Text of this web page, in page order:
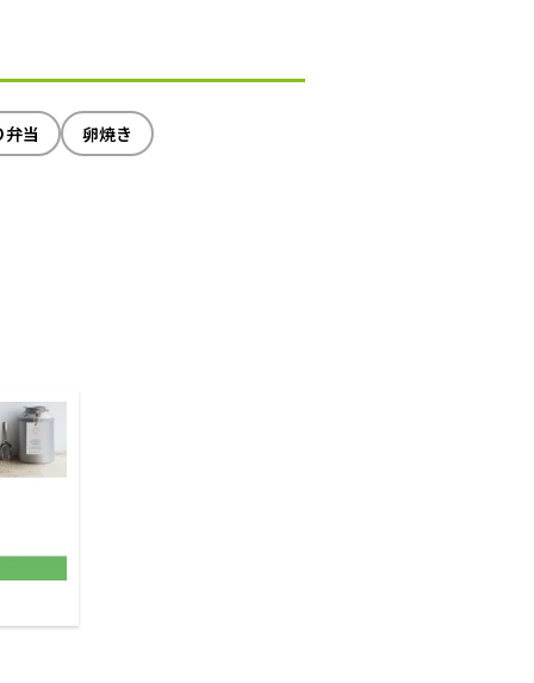
当 卵焼き